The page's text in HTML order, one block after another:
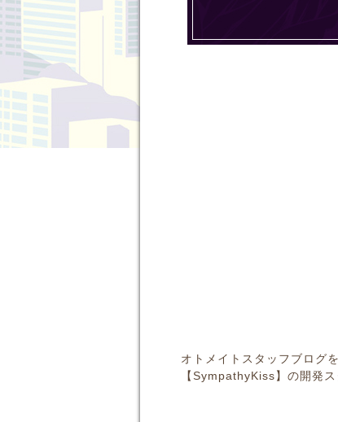
オトメイトスタッフブログ
【SympathyKiss】の開発